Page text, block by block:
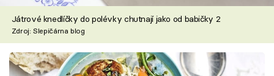
Játrové knedlíčky do polévky chutnají jako od babičky 2
Zdroj: Slepičárna blog